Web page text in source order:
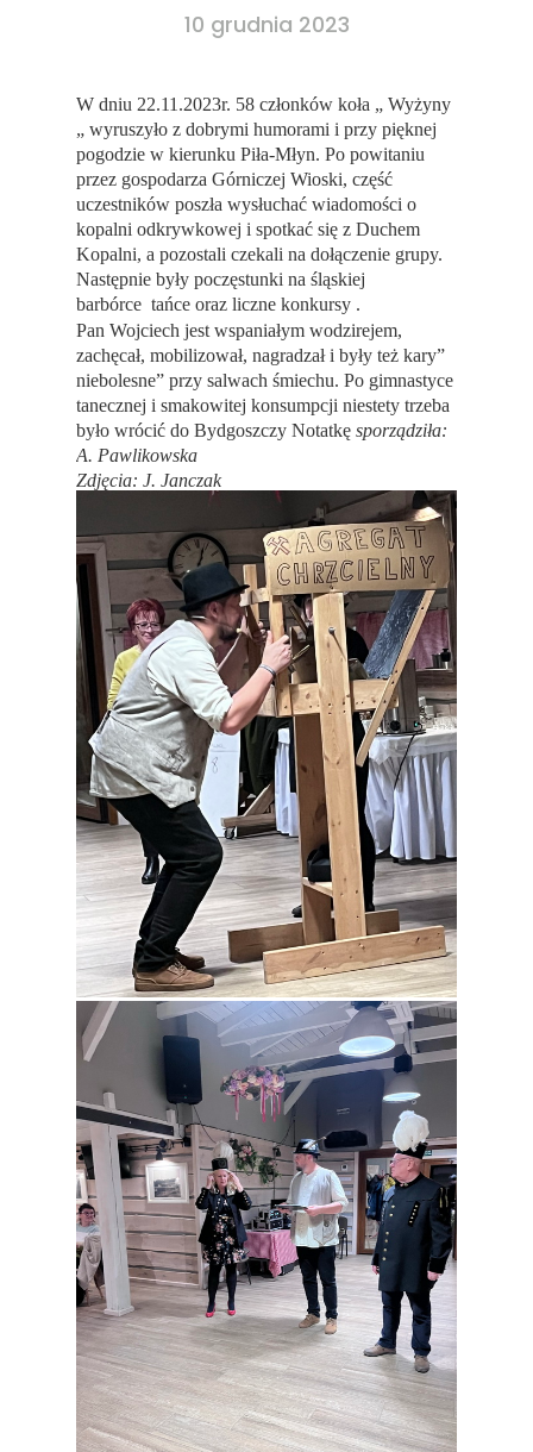
10 grudnia 2023
W dniu 22.11.2023r. 58 członków koła „ Wyżyny
„ wyruszyło z dobrymi humorami i przy pięknej
pogodzie w kierunku Piła-Młyn. Po powitaniu
przez gospodarza Górniczej Wioski, część
uczestników poszła wysłuchać wiadomości o
kopalni odkrywkowej i spotkać się z Duchem
Kopalni, a pozostali czekali na dołączenie grupy.
Następnie były poczęstunki na śląskiej
barbórce tańce oraz liczne konkursy .
Pan Wojciech jest wspaniałym wodzirejem,
zachęcał, mobilizował, nagradzał i były też kary”
niebolesne” przy salwach śmiechu. Po gimnastyce
tanecznej i smakowitej konsumpcji niestety trzeba
było wrócić do Bydgoszczy Notatkę sporządziła:
A. Pawlikowska
Zdjęcia: J. Janczak